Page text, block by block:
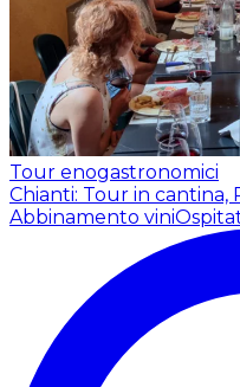
Tour enogastronomici
Chianti: Tour in cantina,
Abbinamento vini